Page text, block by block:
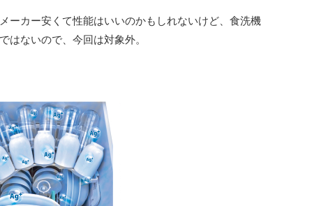
ーカー安くて性能はいいのかもしれないけど、食洗機
はないので、今回は対象外。